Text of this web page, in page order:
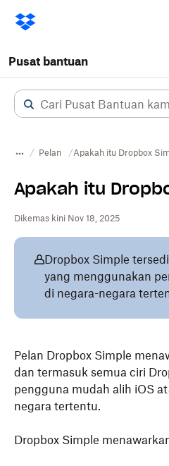
Pusat bantuan
Pelan Apakah itu Dropbox
Apakah itu
Dikemas kini Nov 18, 2025
Dropbox Simple
yang menggunakan
di negara-negara
Pelan Dropbox Simple
dan termasuk semua ciri
pengguna mudah alih iOS
negara tertentu.
Dropbox Simple